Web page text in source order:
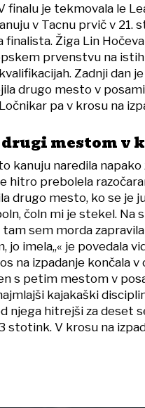
je tekmovala le
v Tacnu prvič v 21.
finalista. Žiga Lin
prvenstvu na
Zadnji dan
drugo mesto v
pa v krosu na
mestom v
kanuju naredila napako
hitro prebolela
drugo mesto, ko se je
čoln mi je stekel. Na
sem morda
jo imela,,« je povedala
na izpadanje končala v
s petim mestom v
kajakaški
njega hitrejši za deset
stotink. V krosu na